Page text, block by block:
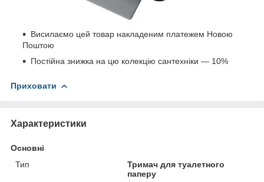
Висилаємо цей товар накладеним платежем Новою
Поштою
Постійна знижка на цю колекцію сантехніки — 10%
Приховати
Характеристики
Основні
Тип
Тримач для туалетного
паперу